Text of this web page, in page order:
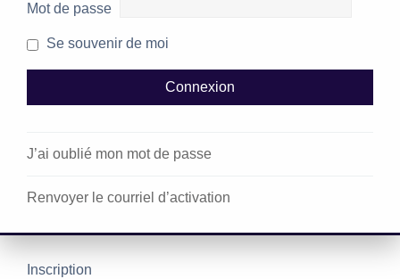
Mot de passe
Se souvenir de moi
J’ai oublié mon mot de passe
Renvoyer le courriel d’activation
Inscription